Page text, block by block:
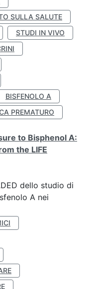
SULLA SALUTE
STUDI IN VIVO
BISFENOLO A
PREMATURO
to Bisphenol A:
the LIFE
dello studio di
A nei